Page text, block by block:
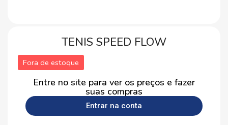
TENIS SPEED FLOW
Fora de estoque
Entre no site para ver os preços e fazer
suas compras
Entrar na conta